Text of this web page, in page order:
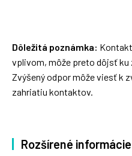
Dôležitá poznámka:
vplivom, môže preto dôjsť
Zvýšený odpor môže viesť k
zahriatiu kontaktov.
Rozšírené informácie